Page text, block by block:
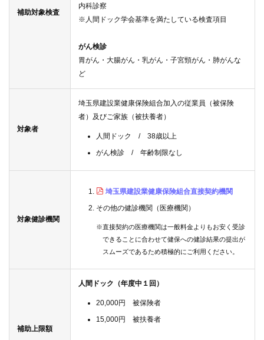
続
き
一
よ
組
補助対象検査
内科診察
※人間ドック学会基準を満たしている検査項目
がん検診
胃がん・大腸がん・乳がん・子宮頸がん・肺がんな
ど
対象者
埼玉県建設業健康保険組合加入の従業員（被保険
者）及びご家族（被扶養者）
人間ドック / 38歳以上
がん検診 / 年齢制限なし
対象健診機関
埼玉県建設業健康保険組合直接契約機関
その他の健診機関（医療機関）
※直接契約の医療機関は一般料金よりもお安く受診
できることに合わせて健保への健診結果の提出が
スムーズであるため積極的にご利用ください。
補助上限額
人間ドック（年度中１回）
20,000円 被保険者
15,000円 被扶養者